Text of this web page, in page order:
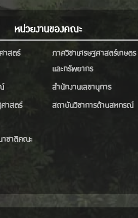
หน่วยงานของคณะ
าสตร์
ภาควิชาเศรษฐศาสตร์เกษตร
และทรัพยากร
สำนักงานเลขานุการ
าสตร์
สถาบันวิชาการด้านสหกรณ์
ชาติคณะ